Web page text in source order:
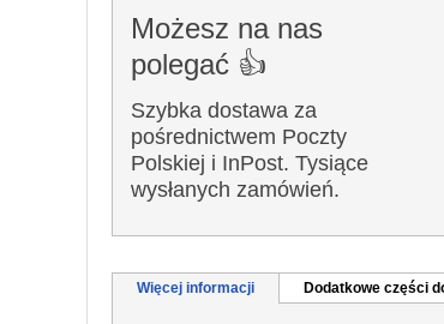
Możesz na nas
polegać 👍
Szybka dostawa za
pośrednictwem Poczty
Polskiej i InPost. Tysiące
wysłanych zamówień.
Więcej informacji Dodatkowe części